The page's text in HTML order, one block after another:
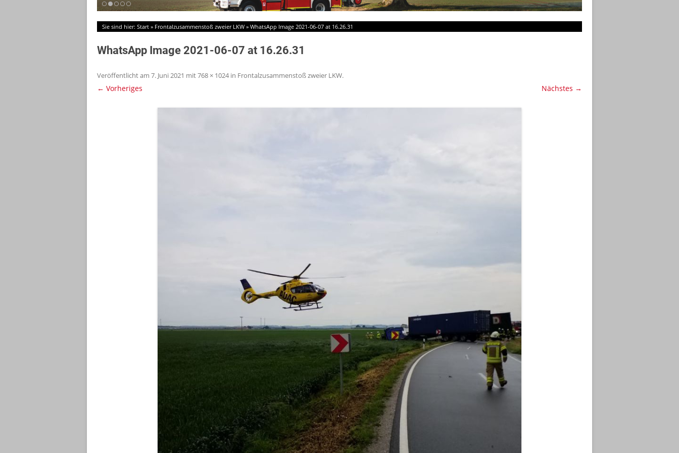
Sie sind hier: Start » Frontalzusammenstoß zweier LKW » WhatsApp Image 2021-06-07 at 16.26.31
WhatsApp Image 2021-06-07 at 16.26.31
Veröffentlicht am 7. Juni 2021 mit768 × 1024 in Frontalzusammenstoß zweier LKW.
← Vorheriges Nächstes →